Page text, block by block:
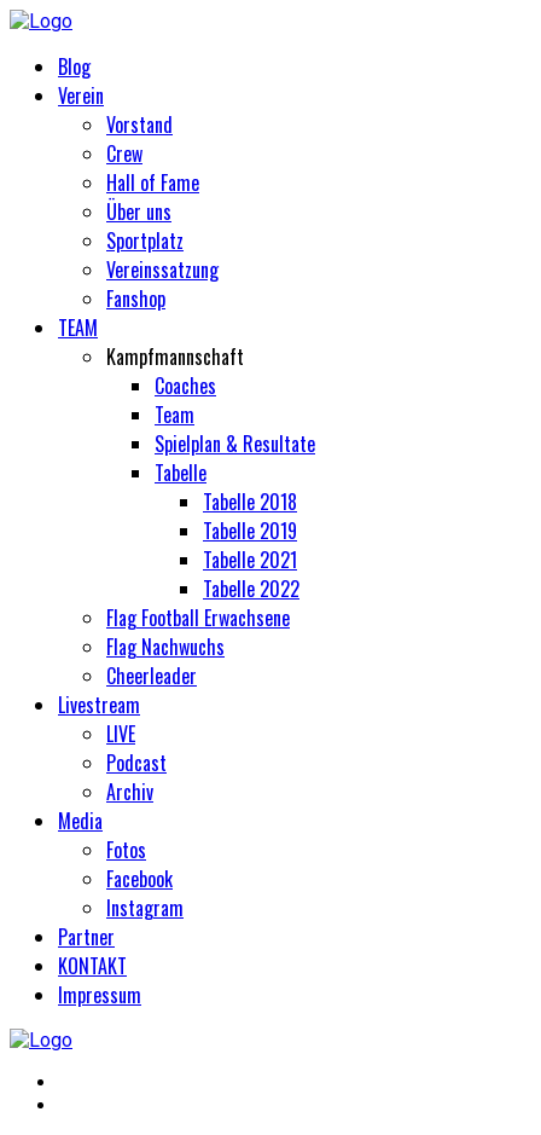
Blog
Verein
Vorstand
Crew
Hall of Fame
Über uns
Sportplatz
Vereinssatzung
Fanshop
TEAM
Kampfmannschaft
Coaches
Team
Spielplan & Resultate
Tabelle
Tabelle 2018
Tabelle 2019
Tabelle 2021
Tabelle 2022
Flag Football Erwachsene
Flag Nachwuchs
Cheerleader
Livestream
LIVE
Podcast
Archiv
Media
Fotos
Facebook
Instagram
Partner
KONTAKT
Impressum